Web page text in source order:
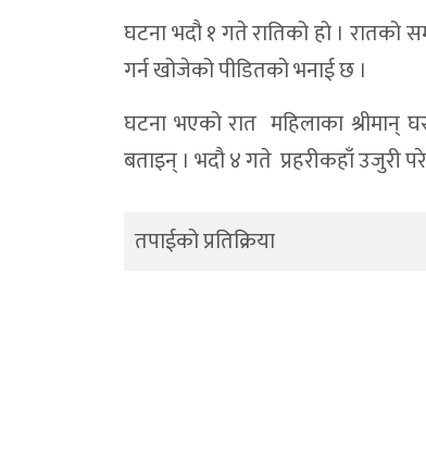
घटना भदौ १ गते रातिको हो ।
गर्न खोजेको पीडितको भनाई छ ।
घटना भएको रात महिलाका श्रीमान्
बताइन् । भदौ ४ गते प्रहरीकहाँ उजुरी
तपाईको प्रतिक्रिया